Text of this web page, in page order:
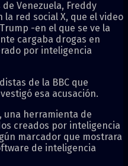
Venezuela, Freddy
la red social X, que el video
-en el que se ve la
cargaba drogas en
por inteligencia
de la BBC que
esa acusación.
una herramienta de
creados por inteligencia
marcador que mostrara
de inteligencia